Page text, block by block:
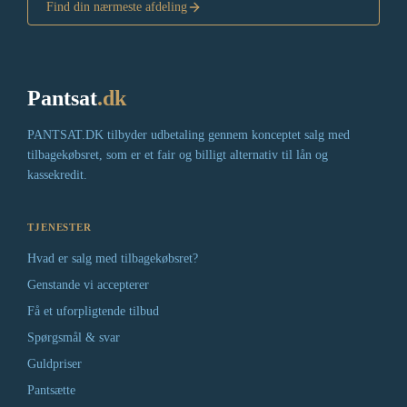
Find din nærmeste afdeling
Pantsat.dk
PANTSAT.DK tilbyder udbetaling gennem konceptet salg med
tilbagekøbsret, som er et fair og billigt alternativ til lån og
kassekredit.
TJENESTER
Hvad er salg med tilbagekøbsret?
Genstande vi accepterer
Få et uforpligtende tilbud
Spørgsmål & svar
Guldpriser
Pantsætte